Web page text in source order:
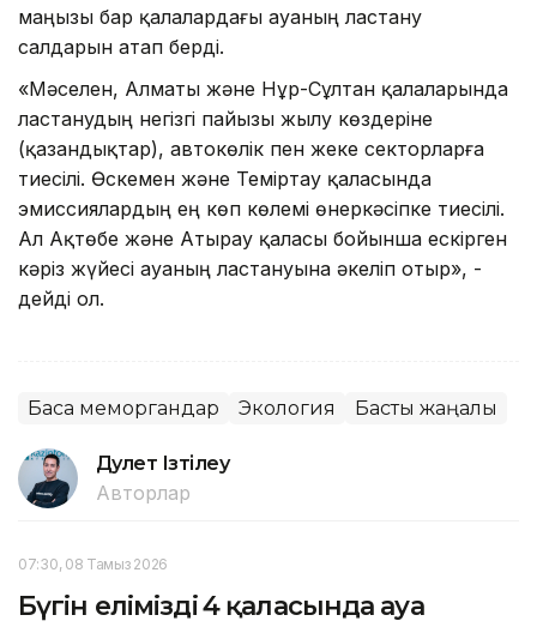
маңызы бар қалалардағы ауаның ластану
салдарын атап берді.
«Мәселен, Алматы және Нұр-Сұлтан қалаларында
ластанудың негізгі пайызы жылу көздеріне
(қазандықтар), автокөлік пен жеке секторларға
тиесілі. Өскемен және Теміртау қаласында
эмиссиялардың ең көп көлемі өнеркәсіпке тиесілі.
Ал Ақтөбе және Атырау қаласы бойынша ескірген
кәріз жүйесі ауаның ластануына әкеліп отыр», -
дейді ол.
Басқа меморгандар Экология Басты жаңалық
Дәулет Ізтілеу
Авторлар
07:30, 08 Тамыз 2026
Бүгін еліміздің 4 қаласында ауа